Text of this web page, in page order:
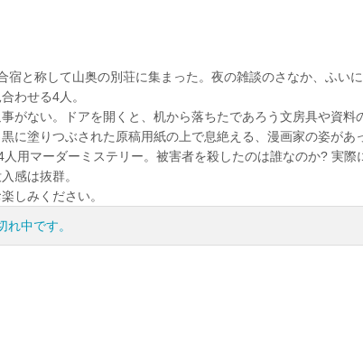
宿と称して山奥の別荘に集まった。夜の雑談のさなか、ふい
わせる4人。
がない。ドアを開くと、机から落ちたであろう文房具や資料
に塗りつぶされた原稿用紙の上で息絶える、漫画家の姿があ
用マーダーミステリー。被害者を殺したのは誰なのか? 実際
感は抜群。
しみください。
中です。